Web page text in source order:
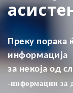
Преку порака
информација
за некоја од
-информации за